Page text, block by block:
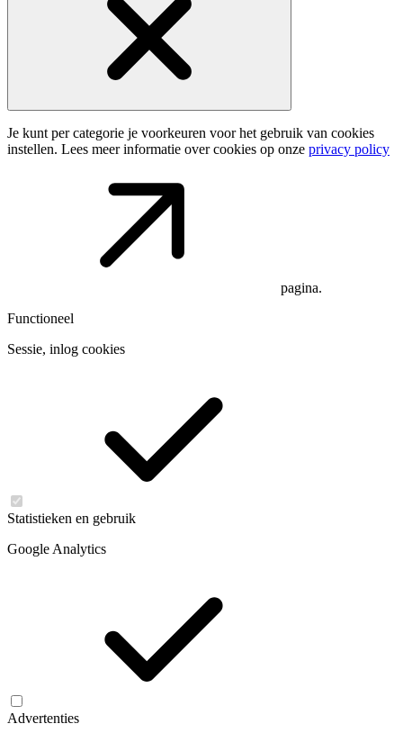
Je kunt per categorie je voorkeuren voor het gebruik van cookies
instellen. Lees meer informatie over cookies op onze privacy policy
pagina.
Functioneel
Sessie, inlog cookies
Statistieken en gebruik
Google Analytics
Advertenties